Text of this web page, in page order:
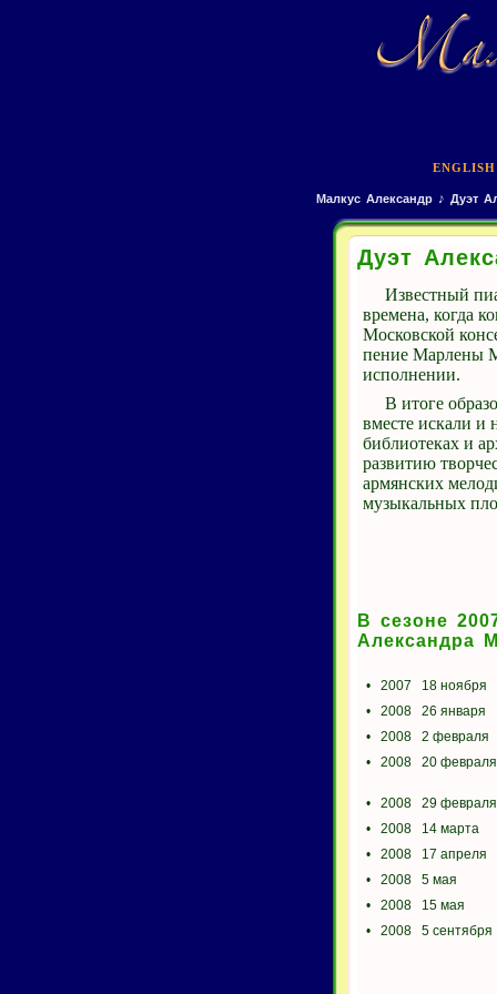
ENGLISH
Малкус Александр ♪ Дуэт
Дуэт
Известный
времена, когда
Московской
пение Марлены
исполнении.
В итоге
вместе искали и
библиотеках и
развитию
армянских
музыкальных
В сезоне
Александра
• 2007
18 ноября
•
2008
26 января
•
2008
2 февраля
•
2008 20 февраля
• 2008
29 февраля
•
2008
14 марта
•
2008
17 апреля
•
2008
5 мая
•
2008
15 мая
•
2008 5 сентября